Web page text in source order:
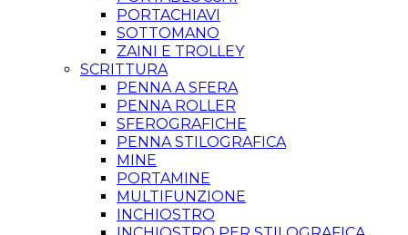
PORTACHIAVI
SOTTOMANO
ZAINI E TROLLEY
SCRITTURA
PENNA A SFERA
PENNA ROLLER
SFEROGRAFICHE
PENNA STILOGRAFICA
MINE
PORTAMINE
MULTIFUNZIONE
INCHIOSTRO